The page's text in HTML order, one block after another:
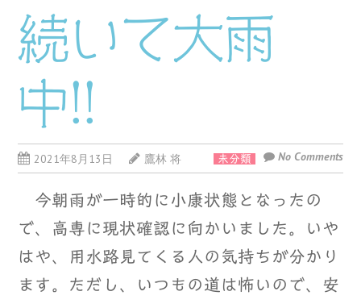
続いて大雨
中!!
2021年8月13日 鷹林 将 未分類 No Comments
今朝雨が一時的に小康状態となったの
で、高専に現状確認に向かいました。いや
はや、用水路見てくる人の気持ちが分かり
ます。ただし、いつもの道は怖いので、安